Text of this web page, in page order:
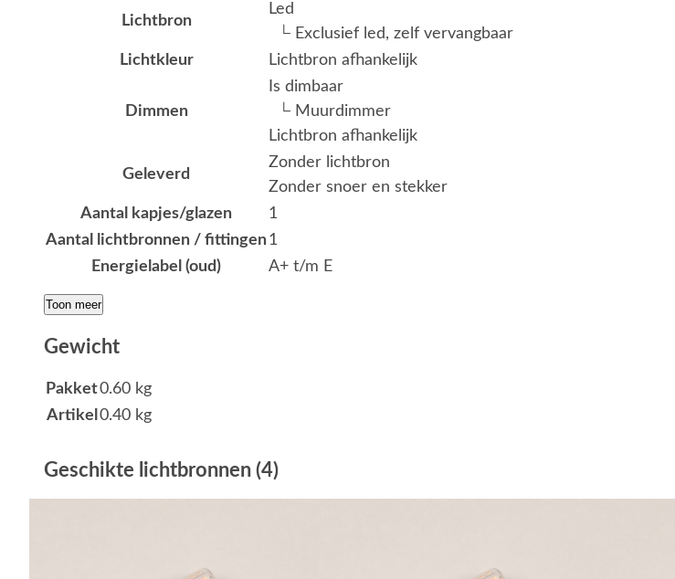
Lichtbron
Led
└ Exclusief led, zelf vervangbaar
Lichtkleur
Lichtbron afhankelijk
Dimmen
Is dimbaar
└ Muurdimmer
Lichtbron afhankelijk
Geleverd
Zonder lichtbron
Zonder snoer en stekker
Aantal kapjes/glazen
1
Aantal lichtbronnen / fittingen1
Energielabel (oud)
A+ t/m E
Toon meer
Gewicht
Pakket0.60 kg
Artikel 0.40 kg
Geschikte lichtbronnen (4)